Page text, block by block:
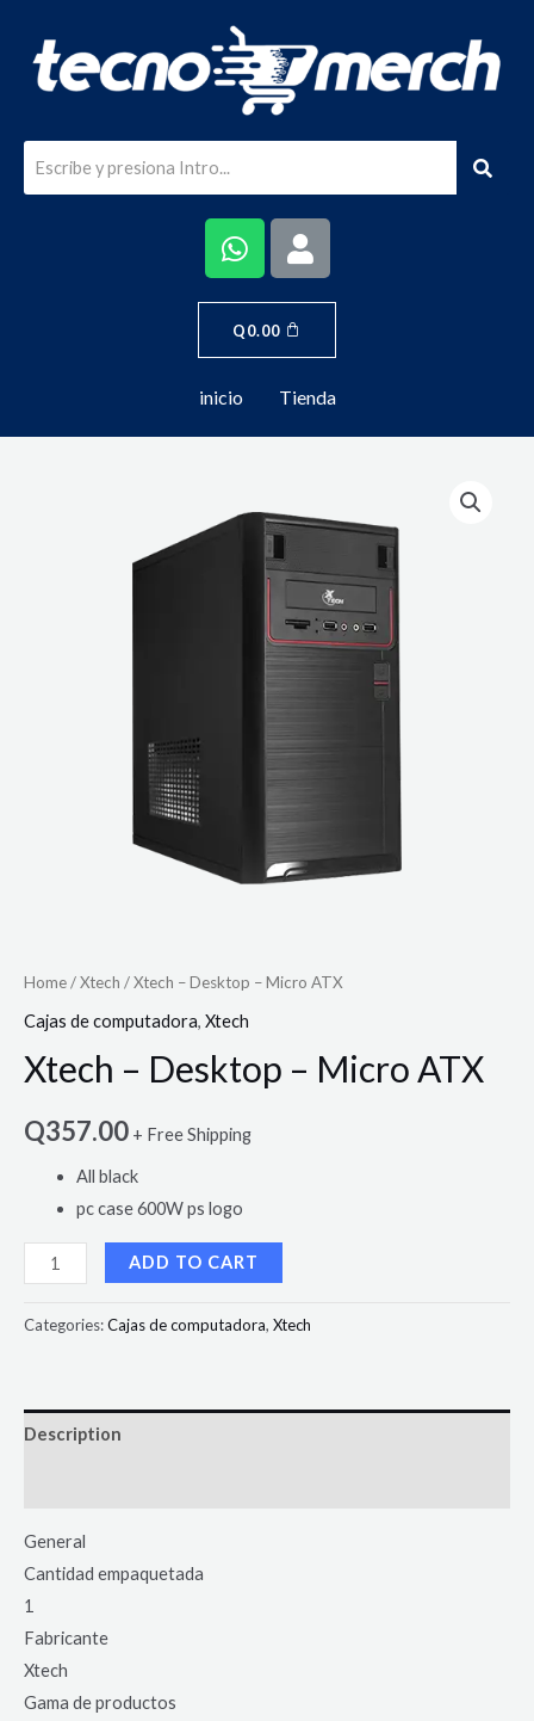
Q0.00
inicio Tienda
Home/Xtech / Xtech – Desktop – Micro ATX
Cajas de computadora, Xtech
Xtech – Desktop – Micro ATX
Q357.00 + Free Shipping
All black
pc case 600W ps logo
ADD TO CART
Categories:Cajas de computadora, Xtech
Description
General
Cantidad empaquetada
1
Fabricante
Xtech
Gama de productos